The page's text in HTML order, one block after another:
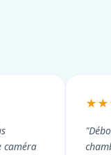
caméra